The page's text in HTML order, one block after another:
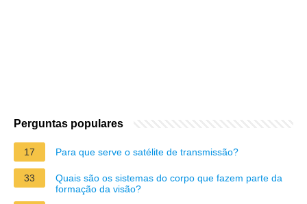
Perguntas populares
17 Para que serve o satélite de transmissão?
33
Quais são os sistemas do corpo que fazem parte da
formação da visão?